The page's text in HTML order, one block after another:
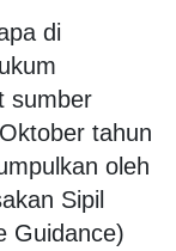
di
sumber
tahun
oleh
Sipil
Guidance)